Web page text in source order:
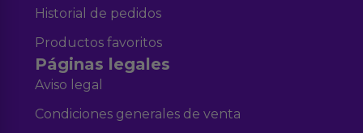
Historial de pedidos
Productos favoritos
Páginas legales
Aviso legal
Condiciones generales de venta